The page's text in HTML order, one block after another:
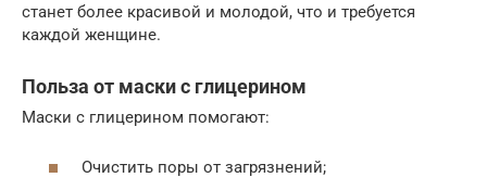
станет более красивой и молодой, что и требуется
каждой женщине.
Польза от маски с глицерином
Маски с глицерином помогают:
Очистить поры от загрязнений;